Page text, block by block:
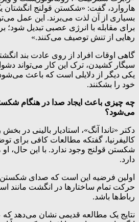
هاروارد، گفت: «شکستن قولنج انگشتان
بسیاری از آن لذت می‌برند. این عمل
برای مقابله با انرژی عصبی تبدیل شود؛
رهایی از تنش توصیف می‌کنند.»
گاهی اوقات افراد از روی عادت بند
سیگار کشیدن، ترک این کار می‌تواند
یکی دیگر از دلایلی است که باعث
خود را بشکنند.
چه چیزی باعث ایجاد صدا در هنگام
می‌شود؟
دکتر «تاندا آنگ»، استادیار بالینی در
کالیفرنیا، گفتکه مطالعات کافی برای
شکستن قولنج وجود ندارد. با این حال،
دارد.
اولین فرضیه این است که صدای شکستن
حرکت تمام ساختار‌ها در انگشت مانند
رباط‌ها باشد.
نتایج یک مطالعه قدیمی نشان می‌دهد